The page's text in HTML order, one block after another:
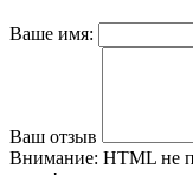
Ваше имя:
Ваш отзыв
Внимание: HTML не